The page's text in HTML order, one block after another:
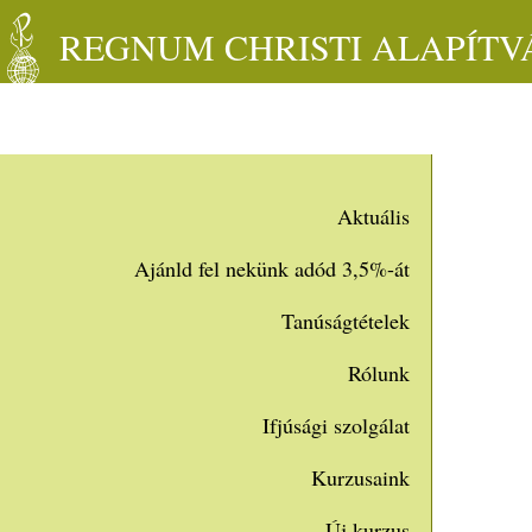
REGNUM CHRISTI
Aktuális
Ajánld fel nekünk adód 3,5%-át
Tanúságtételek
Rólunk
Ifjúsági szolgálat
Kurzusaink